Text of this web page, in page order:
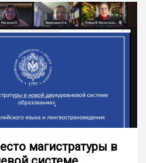
магистратуры в